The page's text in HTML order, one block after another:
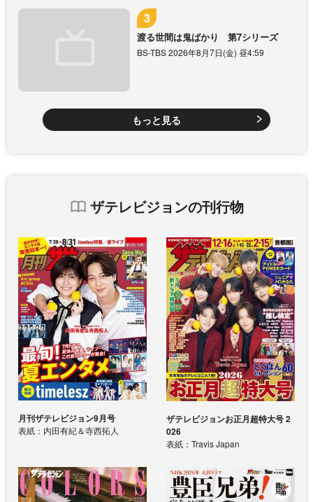
渡る世間は鬼ばかり 第7シリーズ
BS-TBS 2026年8月7日(金) 昼4:59
もっと見る
ザテレビジョンの刊行物
月刊ザテレビジョン9月号
表紙：内田有紀＆寺西拓人
ザテレビジョンお正月超特大号 2
026
表紙：Travis Japan